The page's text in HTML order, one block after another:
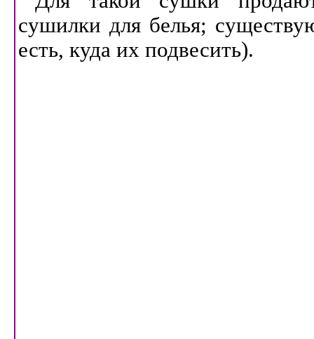
сушилки для белья;
есть, куда их подвесить).